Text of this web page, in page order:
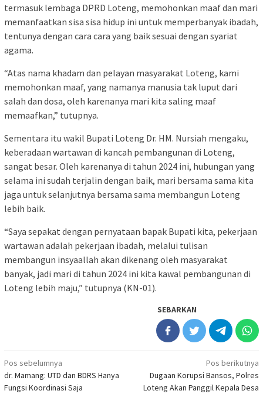
termasuk lembaga DPRD Loteng, memohonkan maaf dan mari
memanfaatkan sisa sisa hidup ini untuk memperbanyak ibadah,
tentunya dengan cara cara yang baik sesuai dengan syariat
agama.
“Atas nama khadam dan pelayan masyarakat Loteng, kami
memohonkan maaf, yang namanya manusia tak luput dari
salah dan dosa, oleh karenanya mari kita saling maaf
memaafkan,” tutupnya.
Sementara itu wakil Bupati Loteng Dr. HM. Nursiah mengaku,
keberadaan wartawan di kancah pembangunan di Loteng,
sangat besar. Oleh karenanya di tahun 2024 ini, hubungan yang
selama ini sudah terjalin dengan baik, mari bersama sama kita
jaga untuk selanjutnya bersama sama membangun Loteng
lebih baik.
“Saya sepakat dengan pernyataan bapak Bupati kita, pekerjaan
wartawan adalah pekerjaan ibadah, melalui tulisan
membangun insyaallah akan dikenang oleh masyarakat
banyak, jadi mari di tahun 2024 ini kita kawal pembangunan di
Loteng lebih maju,” tutupnya (KN-01).
SEBARKAN
Navigasi
pos
Pos sebelumnya
dr. Mamang: UTD dan BDRS Hanya
Fungsi Koordinasi Saja
Pos berikutnya
Dugaan Korupsi Bansos, Polres
Loteng Akan Panggil Kepala Desa